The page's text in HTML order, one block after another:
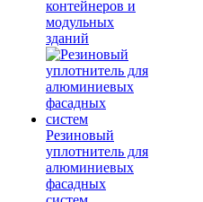
контейнеров и
модульных
зданий
Резиновый
уплотнитель для
алюминиевых
фасадных